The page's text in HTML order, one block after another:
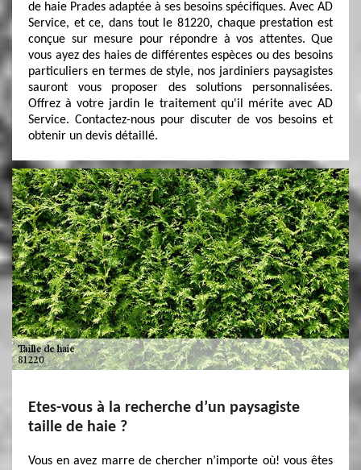
de haie Prades adaptée à ses besoins spécifiques. Avec AD
Service, et ce, dans tout le 81220, chaque prestation est
conçue sur mesure pour répondre à vos attentes. Que
vous ayez des haies de différentes espèces ou des besoins
particuliers en termes de style, nos jardiniers paysagistes
sauront vous proposer des solutions personnalisées.
Offrez à votre jardin le traitement qu'il mérite avec AD
Service. Contactez-nous pour discuter de vos besoins et
obtenir un devis détaillé.
Etes-vous à la recherche d’un paysagiste
taille de haie ?
Vous en avez marre de chercher n’importe où! vous êtes